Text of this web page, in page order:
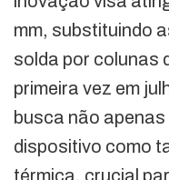
mm, substituindo
solda por colunas
primeira vez em
busca não
dispositivo como
térmica, crucial